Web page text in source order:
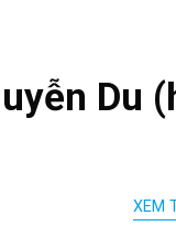
Du
XEM